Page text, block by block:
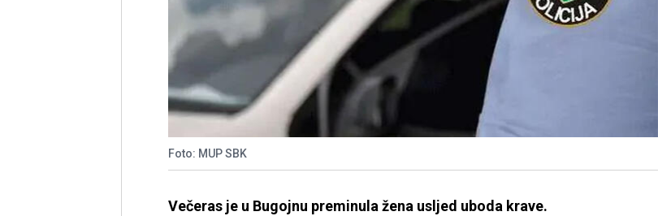
Foto: MUP SBK
Večeras je u Bugojnu preminula žena usljed uboda krave.